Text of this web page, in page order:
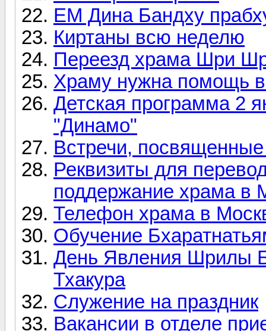
ЕМ Дина Бандху
Киртаны всю неделю
Переезд храма Шри
Храму нужна помощь в
Детская программа 2
"Динамо"
Встречи,
Реквизиты для
поддержание храма в
Телефон храма в
Обучение
День Явления Шрилы
Тхакура
Служение на праздник
Вакансии в отделе